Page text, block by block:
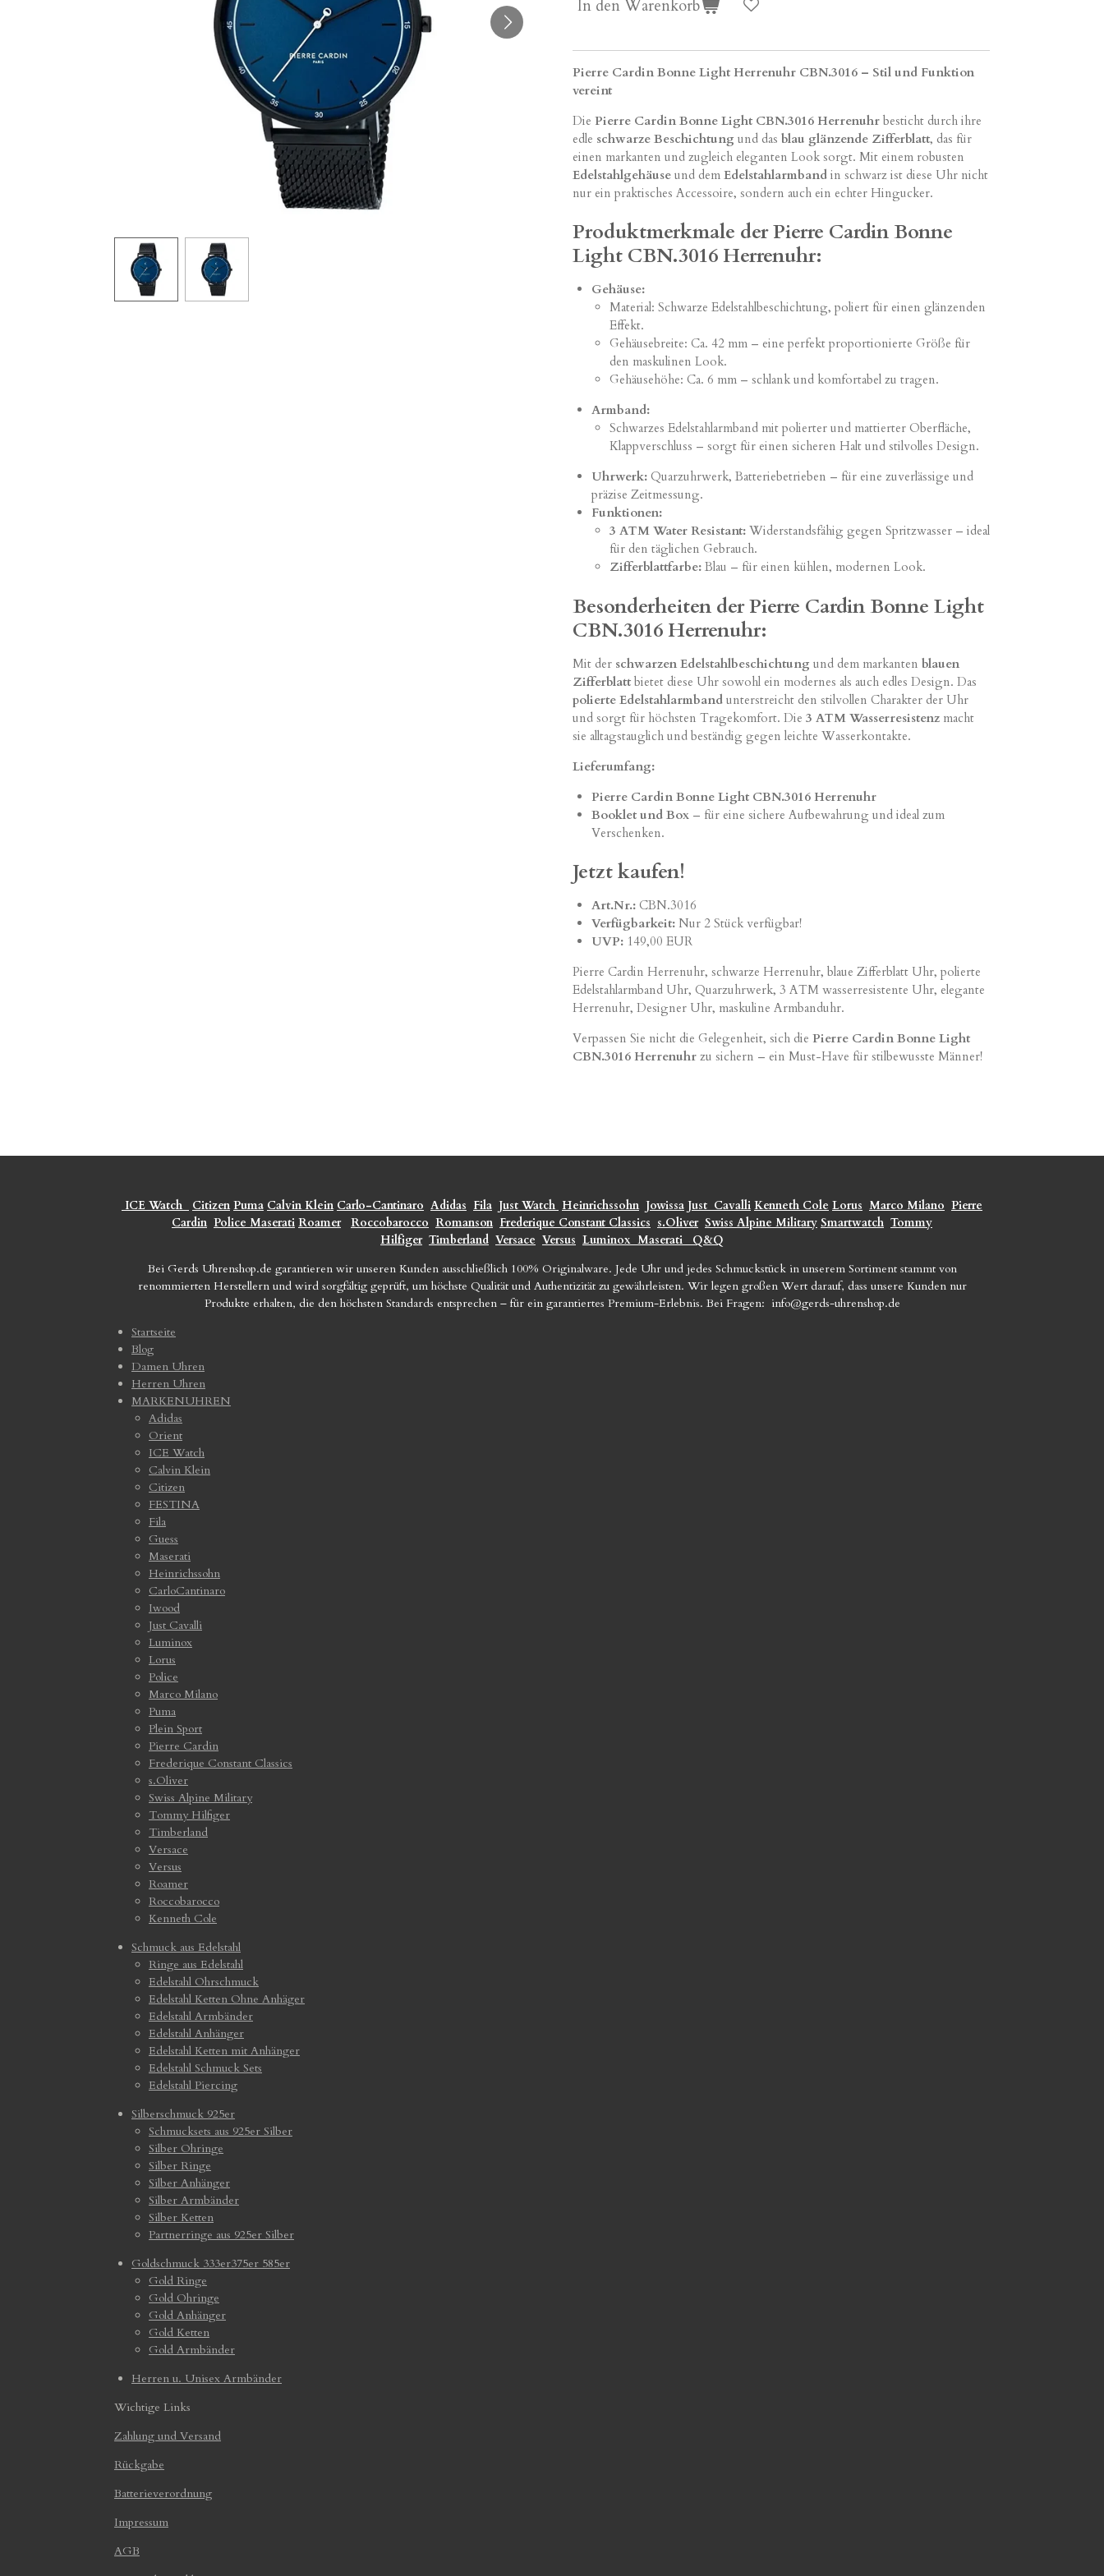
In den Warenkorb
Pierre Cardin Bonne Light Herrenuhr CBN.3016 – Stil und Funktion
vereint
Die Pierre Cardin Bonne Light CBN.3016 Herrenuhr besticht durch ihre
edle schwarze Beschichtung und das blau glänzende Zifferblatt, das für
einen markanten und zugleich eleganten Look sorgt. Mit einem robusten
Edelstahlgehäuse und dem Edelstahlarmband in schwarz ist diese Uhr nicht
nur ein praktisches Accessoire, sondern auch ein echter Hingucker.
Produktmerkmale der Pierre Cardin Bonne
Light CBN.3016 Herrenuhr:
Gehäuse:
Material: Schwarze Edelstahlbeschichtung, poliert für einen glänzenden
Effekt.
Gehäusebreite: Ca. 42 mm – eine perfekt proportionierte Größe für
den maskulinen Look.
Gehäusehöhe: Ca. 6 mm – schlank und komfortabel zu tragen.
Armband:
Schwarzes Edelstahlarmband mit polierter und mattierter Oberfläche,
Klappverschluss – sorgt für einen sicheren Halt und stilvolles Design.
Uhrwerk:Quarzuhrwerk, Batteriebetrieben – für eine zuverlässige und
präzise Zeitmessung.
Funktionen:
3 ATM Water Resistant: Widerstandsfähig gegen Spritzwasser – ideal
für den täglichen Gebrauch.
Zifferblattfarbe: Blau – für einen kühlen, modernen Look.
Besonderheiten der Pierre Cardin Bonne Light
CBN.3016 Herrenuhr:
Mit der schwarzen Edelstahlbeschichtung und dem markanten blauen
Zifferblatt bietet diese Uhr sowohl ein modernes als auch edles Design. Das
polierte Edelstahlarmband unterstreicht den stilvollen Charakter der Uhr
und sorgt für höchsten Tragekomfort. Die 3 ATM Wasserresistenz macht
sie alltagstauglich und beständig gegen leichte Wasserkontakte.
Lieferumfang:
Pierre Cardin Bonne Light CBN.3016 Herrenuhr
Booklet und Box– für eine sichere Aufbewahrung und ideal zum
Verschenken.
Jetzt kaufen!
Art.Nr.:CBN.3016
Verfügbarkeit:Nur 2 Stück verfügbar!
UVP:149,00 EUR
Pierre Cardin Herrenuhr, schwarze Herrenuhr, blaue Zifferblatt Uhr, polierte
Edelstahlarmband Uhr, Quarzuhrwerk, 3 ATM wasserresistente Uhr, elegante
Herrenuhr, Designer Uhr, maskuline Armbanduhr.
Verpassen Sie nicht die Gelegenheit, sich die Pierre Cardin Bonne Light
CBN.3016 Herrenuhr zu sichern – ein Must-Have für stilbewusste Männer!
ICE Watch Citizen Puma Calvin Klein Carlo-Cantinaro Adidas Fila Just Watch Heinrichssohn Jowissa Just Cavalli Kenneth Cole Lorus Marco Milano Pierre
Cardin Police Maserati Roamer Roccobarocco Romanson Frederique Constant Classics s.Oliver Swiss Alpine Military Smartwatch Tommy
Hilfiger Timberland Versace Versus Luminox Maserati
Q&Q
Bei Gerds Uhrenshop.de garantieren wir unseren Kunden ausschließlich 100% Originalware. Jede Uhr und jedes Schmuckstück in unserem Sortiment stammt von
renommierten Herstellern und wird sorgfältig geprüft, um höchste Qualität und Authentizität zu gewährleisten. Wir legen großen Wert darauf, dass unsere Kunden nur
Produkte erhalten, die den höchsten Standards entsprechen – für ein garantiertes Premium-Erlebnis. Bei Fragen: info@gerds-uhrenshop.de
Startseite
Blog
Damen Uhren
Herren Uhren
MARKENUHREN
Adidas
Orient
ICE Watch
Calvin Klein
Citizen
FESTINA
Fila
Guess
Maserati
Heinrichssohn
CarloCantinaro
Iwood
Just Cavalli
Luminox
Lorus
Police
Marco Milano
Puma
Plein Sport
Pierre Cardin
Frederique Constant Classics
s.Oliver
Swiss Alpine Military
Tommy Hilfiger
Timberland
Versace
Versus
Roamer
Roccobarocco
Kenneth Cole
Schmuck aus Edelstahl
Ringe aus Edelstahl
Edelstahl Ohrschmuck
Edelstahl Ketten Ohne Anhäger
Edelstahl Armbänder
Edelstahl Anhänger
Edelstahl Ketten mit Anhänger
Edelstahl Schmuck Sets
Edelstahl Piercing
Silberschmuck 925er
Schmucksets aus 925er Silber
Silber Ohringe
Silber Ringe
Silber Anhänger
Silber Armbänder
Silber Ketten
Partnerringe aus 925er Silber
Goldschmuck 333er375er 585er
Gold Ringe
Gold Ohringe
Gold Anhänger
Gold Ketten
Gold Armbänder
Herren u. Unisex Armbänder
Wichtige Links
Zahlung und Versand
Rückgabe
Batterieverordnung
Impressum
AGB